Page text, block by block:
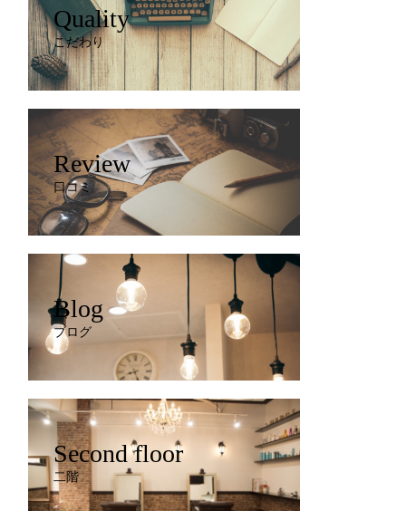
Quality
こだわり
Review
口コミ
Blog
ブログ
Second floor
二階